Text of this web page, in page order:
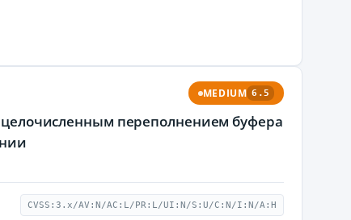
MEDIUM 6.5
целочисленным переполнением буфера
CVSS:3.x/AV:N/AC:L/PR:L/UI:N/S:U/C:N/I:N/A:H